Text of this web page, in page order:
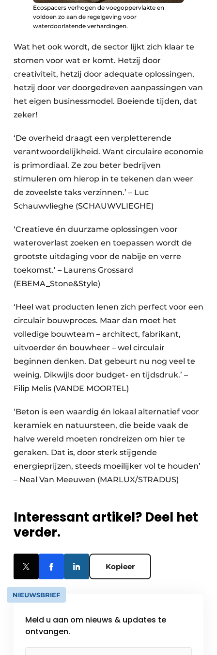
Ecospacers verhogen de voegoppervlakte en
voldoen zo aan de regelgeving voor
waterdoorlatende verhardingen.
Wat het ook wordt, de sector lijkt zich klaar te
stomen voor wat er komt. Hetzij door
creativiteit, hetzij door adequate oplossingen,
hetzij door ver doorgedreven aanpassingen van
het eigen businessmodel. Boeiende tijden, dat
zeker!
‘De overheid draagt een verpletterende
verantwoordelijkheid. Want circulaire economie
is primordiaal. Ze zou beter bedrijven
stimuleren om hierop in te tekenen dan weer
de zoveelste taks verzinnen.’ – Luc
Schauwvlieghe (SCHAUWVLIEGHE)
‘Creatieve én duurzame oplossingen voor
wateroverlast zoeken en toepassen wordt de
grootste uitdaging voor de nabije en verre
toekomst.’ – Laurens Grossard
(EBEMA_Stone&Style)
‘Heel wat producten lenen zich perfect voor een
circulair bouwproces. Maar dan moet het
volledige bouwteam – architect, fabrikant,
uitvoerder én bouwheer – wel circulair
beginnen denken. Dat gebeurt nu nog veel te
weinig. Dikwijls door budget- en tijdsdruk.’ –
Filip Melis (VANDE MOORTEL)
‘Beton is een waardig én lokaal alternatief voor
keramiek en natuursteen, die beide vaak de
halve wereld moeten rondreizen om hier te
geraken. Dat is, door sterk stijgende
energieprijzen, steeds moeilijker vol te houden’
– Neal Van Meeuwen (MARLUX/STRADUS)
Interessant artikel? Deel het
verder.
Kopieer
NIEUWSBRIEF
Meld u aan om nieuws & updates te
ontvangen.